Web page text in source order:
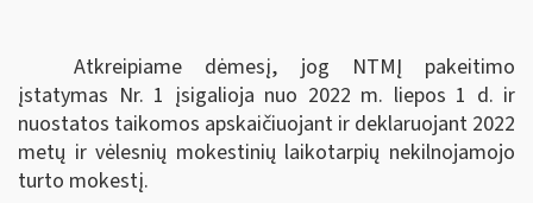
Atkreipiame dėmesį, jog NTMĮ pakeitimo
įstatymas Nr. 1 įsigalioja nuo 2022 m. liepos 1 d. ir
nuostatos taikomos apskaičiuojant ir deklaruojant 2022
metų ir vėlesnių mokestinių laikotarpių nekilnojamojo
turto mokestį.